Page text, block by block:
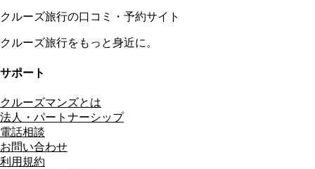
クルーズ旅行の口コミ・予約サイト
クルーズ旅行をもっと身近に。
サポート
クルーズマンズとは
法人・パートナーシップ
電話相談
お問い合わせ
利用規約